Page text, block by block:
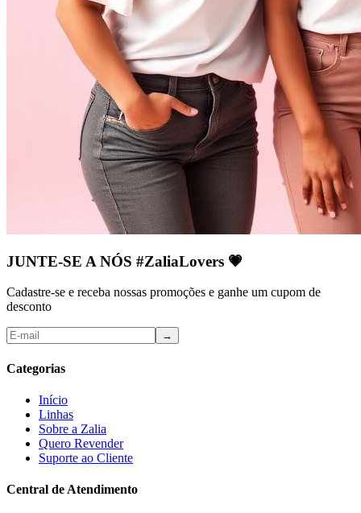
JUNTE-SE A NÓS #ZaliaLovers 💗
Cadastre-se e receba nossas promoções e ganhe um cupom de
desconto
→
Categorias
Início
Linhas
Sobre a Zalia
Quero Revender
Suporte ao Cliente
Central de Atendimento